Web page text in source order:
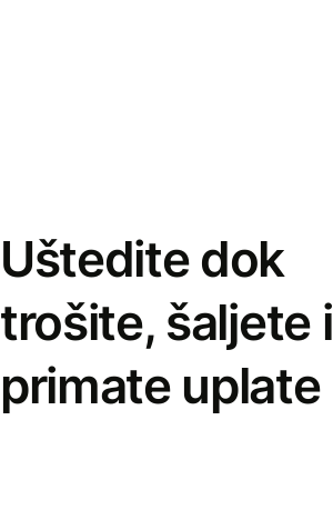
Uštedite dok
trošite, šaljete i
primate uplate